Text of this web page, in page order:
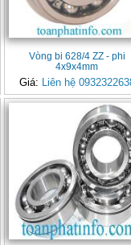
Vòng bi 628/4 ZZ - phi
4x9x4mm
Giá: Liên hệ